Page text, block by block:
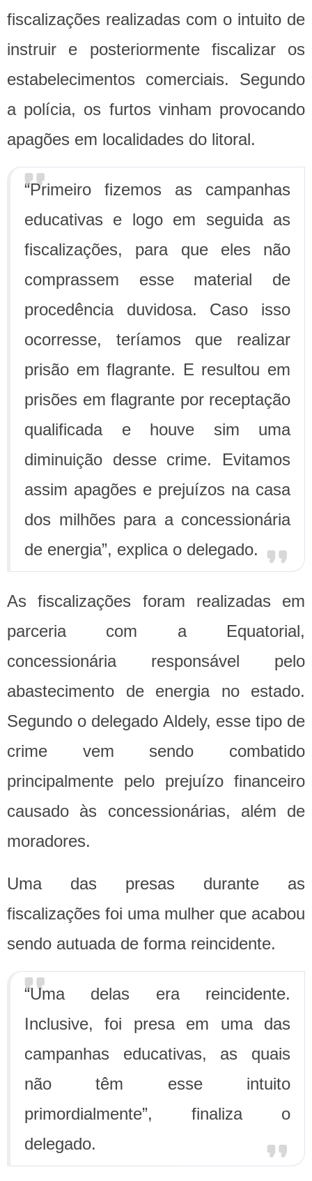
fiscalizações realizadas com o intuito de
instruir e posteriormente fiscalizar os
estabelecimentos comerciais. Segundo
a polícia, os furtos vinham provocando
apagões em localidades do litoral.
“Primeiro fizemos as campanhas
educativas e logo em seguida as
fiscalizações, para que eles não
comprassem esse material de
procedência duvidosa. Caso isso
ocorresse, teríamos que realizar
prisão em flagrante. E resultou em
prisões em flagrante por receptação
qualificada e houve sim uma
diminuição desse crime. Evitamos
assim apagões e prejuízos na casa
dos milhões para a concessionária
de energia”, explica o delegado.
As fiscalizações foram realizadas em
parceria com a Equatorial,
concessionária responsável pelo
abastecimento de energia no estado.
Segundo o delegado Aldely, esse tipo de
crime vem sendo combatido
principalmente pelo prejuízo financeiro
causado às concessionárias, além de
moradores.
Uma das presas durante as
fiscalizações foi uma mulher que acabou
sendo autuada de forma reincidente.
“Uma delas era reincidente.
Inclusive, foi presa em uma das
campanhas educativas, as quais
não têm esse intuito
primordialmente”, finaliza o
delegado.